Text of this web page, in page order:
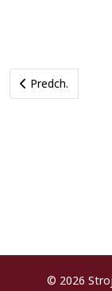
Previous article:
Predch.
© 2026